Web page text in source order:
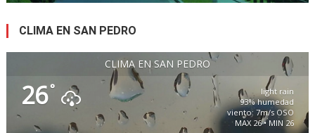
CLIMA EN SAN PEDRO
CLIMA EN SAN PEDRO
26°
light rain
93% humedad
viento: 7m/s OSO
MAX 26 • MIN 26